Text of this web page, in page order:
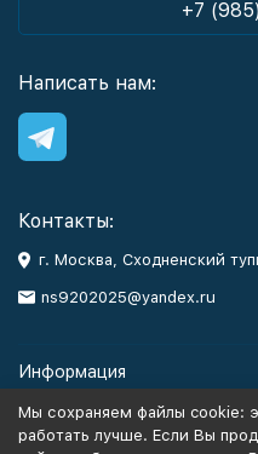
+7
Написать нам:
Контакты:
г. Москва, Сходненский
ns9202025@yandex.ru
Информация
Каталог
Мы сохраняем файлы cookie:
работать лучше. Если Вы